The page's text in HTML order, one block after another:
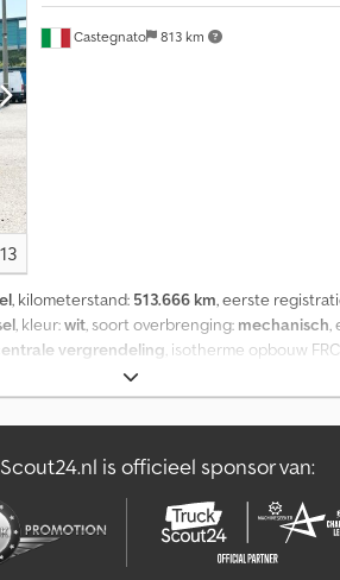
13
Castegnato 813 km
, kilometerstand: 513.666 km, eerste
, kleur:wit, soort overbrenging: mechanisch,
vergrendeling, isotherme opbouw
is officieel sponsor van: